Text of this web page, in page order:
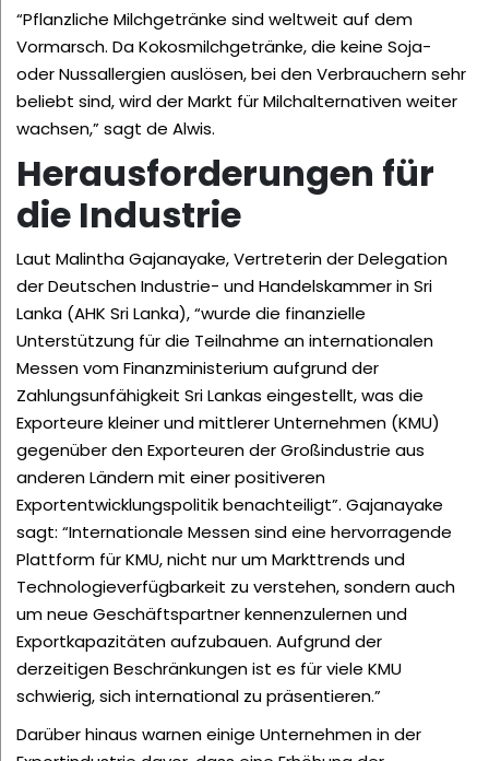
“Pflanzliche Milchgetränke sind weltweit auf dem
Vormarsch. Da Kokosmilchgetränke, die keine Soja-
oder Nussallergien auslösen, bei den Verbrauchern sehr
beliebt sind, wird der Markt für Milchalternativen weiter
wachsen,” sagt de Alwis.
Herausforderungen für
die Industrie
Laut Malintha Gajanayake, Vertreterin der Delegation
der Deutschen Industrie- und Handelskammer in Sri
Lanka (AHK Sri Lanka), “wurde die finanzielle
Unterstützung für die Teilnahme an internationalen
Messen vom Finanzministerium aufgrund der
Zahlungsunfähigkeit Sri Lankas eingestellt, was die
Exporteure kleiner und mittlerer Unternehmen (KMU)
gegenüber den Exporteuren der Großindustrie aus
anderen Ländern mit einer positiveren
Exportentwicklungspolitik benachteiligt”. Gajanayake
sagt: “Internationale Messen sind eine hervorragende
Plattform für KMU, nicht nur um Markttrends und
Technologieverfügbarkeit zu verstehen, sondern auch
um neue Geschäftspartner kennenzulernen und
Exportkapazitäten aufzubauen. Aufgrund der
derzeitigen Beschränkungen ist es für viele KMU
schwierig, sich international zu präsentieren.”
Darüber hinaus warnen einige Unternehmen in der